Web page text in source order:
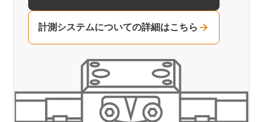
計測システムについての詳細はこちら